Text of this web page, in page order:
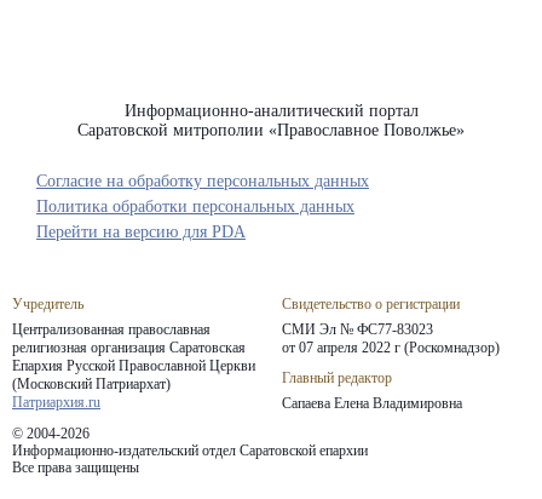
Информационно-аналитический портал
Саратовской митрополии «Православное Поволжье»
Учредитель
Централизованная православная
религиозная организация Саратовская
Епархия Русской Православной Церкви
(Московский Патриархат)
Патриархия.ru
Свидетельство о регистрации
СМИ Эл № ФС77-83023
от 07 апреля 2022 г (Роскомнадзор)
Главный редактор
Сапаева Елена Владимировна
© 2004-2026
Информационно-издательский отдел Саратовской епархии
Все права защищены
Согласие на обработку персональных данных
Политика обработки персональных данных
Перейти на версию для PDA